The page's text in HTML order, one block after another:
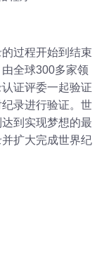
过程开始到结束
全球300多家领
证评委一起验证
录进行验证。世
到实现梦想的最
扩大完成世界纪